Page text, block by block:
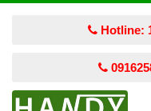
Hotline: